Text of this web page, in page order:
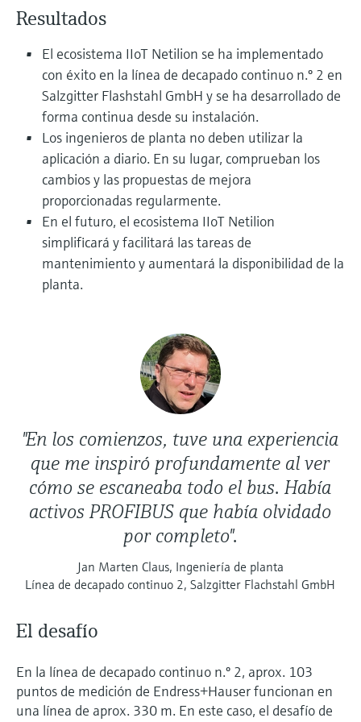
Encuentre información y documentación
específicas sobre los productos.
Buscador de repuestos
Encuentre repuestos por raíz del producto,
código de pedido o número de serie
electromecánico
Medición de nivel por barrera de
microondas
Level measurement with pressure
Ver todos
Medición mediante transmisión de
microondas
Memosens technology
Ver todos
la transparencia de los procesos
sólida y fundamentada
Resultados
El ecosistema IIoT Netilion se ha implementado
con éxito en la línea de decapado continuo n.º 2 en
Salzgitter Flashstahl GmbH y se ha desarrollado de
forma continua desde su instalación.
Los ingenieros de planta no deben utilizar la
aplicación a diario. En su lugar, comprueban los
cambios y las propuestas de mejora
proporcionadas regularmente.
En el futuro, el ecosistema IIoT Netilion
simplificará y facilitará las tareas de
mantenimiento y aumentará la disponibilidad de la
planta.
"En los comienzos, tuve una experiencia
que me inspiró profundamente al ver
cómo se escaneaba todo el bus. Había
activos PROFIBUS que había olvidado
por completo".
Jan Marten Claus, Ingeniería de planta
Línea de decapado continuo 2, Salzgitter Flachstahl GmbH
El desafío
En la línea de decapado continuo n.º 2, aprox. 103
puntos de medición de Endress+Hauser funcionan en
una línea de aprox. 330 m. En este caso, el desafío de